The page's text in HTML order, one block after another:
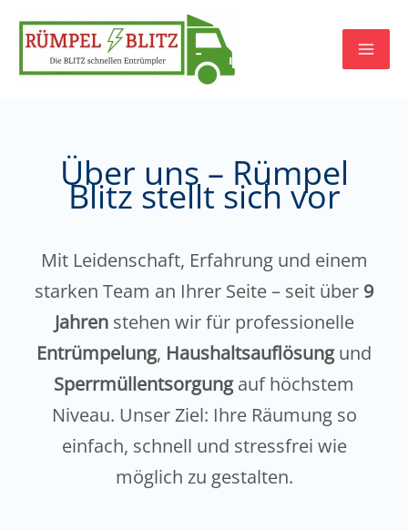
Inhalt
springen
Über uns – Rümpel
Blitz stellt sich vor
Mit Leidenschaft, Erfahrung und einem
starken Team an Ihrer Seite – seit über 9
Jahrenstehen wir für professionelle
Entrümpelung, Haushaltsauflösungund
Sperrmüllentsorgungauf höchstem
Niveau. Unser Ziel: Ihre Räumung so
einfach, schnell und stressfrei wie
möglich zu gestalten.